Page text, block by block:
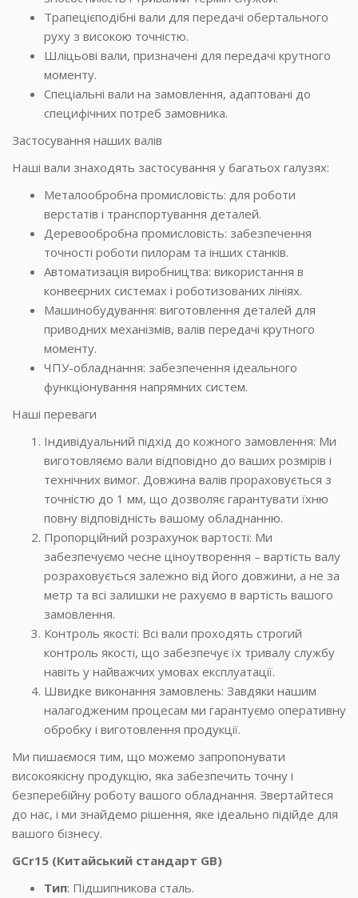
Трапецієподібні вали для передачі обертального
руху з високою точністю.
Шліцьові вали, призначені для передачі крутного
моменту.
Спеціальні вали на замовлення, адаптовані до
специфічних потреб замовника.
Застосування наших валів
Наші вали знаходять застосування у багатьох галузях:
Металообробна промисловість: для роботи
верстатів і транспортування деталей.
Деревообробна промисловість: забезпечення
точності роботи пилорам та інших станків.
Автоматизація виробництва: використання в
конвеєрних системах і роботизованих лініях.
Машинобудування: виготовлення деталей для
приводних механізмів, валів передачі крутного
моменту.
ЧПУ-обладнання: забезпечення ідеального
функціонування напрямних систем.
Наші переваги
Індивідуальний підхід до кожного замовлення: Ми
виготовляємо вали відповідно до ваших розмірів і
технічних вимог. Довжина валів прораховується з
точністю до 1 мм, що дозволяє гарантувати їхню
повну відповідність вашому обладнанню.
Пропорційний розрахунок вартості: Ми
забезпечуємо чесне ціноутворення – вартість валу
розраховується залежно від його довжини, а не за
метр та всі залишки не рахуємо в вартість вашого
замовлення.
Контроль якості: Всі вали проходять строгий
контроль якості, що забезпечує їх тривалу службу
навіть у найважчих умовах експлуатації.
Швидке виконання замовлень: Завдяки нашим
налагодженим процесам ми гарантуємо оперативну
обробку і виготовлення продукції.
Ми пишаємося тим, що можемо запропонувати
високоякісну продукцію, яка забезпечить точну і
безперебійну роботу вашого обладнання. Звертайтеся
до нас, і ми знайдемо рішення, яке ідеально підійде для
вашого бізнесу.
GCr15 (Китайський стандарт GB)
Тип: Підшипникова сталь.